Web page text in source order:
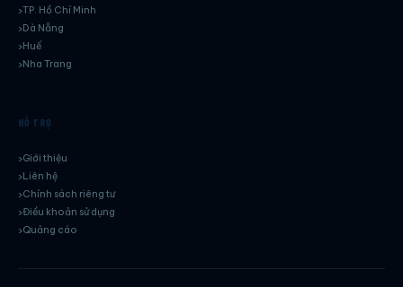
TP. Hồ Chí Minh
Dà Nẵng
Huế
Nha Trang
HỖ TRỢ
Giới thiệu
Liên hệ
Chính sách riêng tư
Điều khoản sử dụng
Quảng cáo